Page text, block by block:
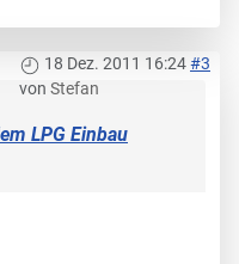
18 Dez. 2011 16:24#3
von Stefan
LPG Einbau